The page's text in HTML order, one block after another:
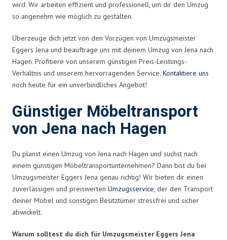
wird. Wir arbeiten effizient und professionell, um dir den Umzug
so angenehm wie möglich zu gestalten.
Überzeuge dich jetzt von den Vorzügen von Umzugsmeister
Eggers Jena und beauftrage uns mit deinem Umzug von Jena nach
Hagen. Profitiere von unserem günstigen Preis-Leistungs-
Verhältnis und unserem hervorragenden Service. Kontaktiere uns
noch heute für ein unverbindliches Angebot!
Günstiger Möbeltransport
von Jena nach Hagen
Du planst einen Umzug von Jena nach Hagen und suchst nach
einem günstigen Möbeltransportunternehmen? Dann bist du bei
Umzugsmeister Eggers Jena genau richtig! Wir bieten dir einen
zuverlässigen und preiswerten Umzugsservice, der den Transport
deiner Möbel und sonstigen Besitztümer stressfrei und sicher
abwickelt.
Warum solltest du dich für Umzugsmeister Eggers Jena